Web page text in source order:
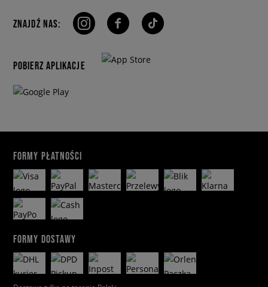
ZNAJDŹ NAS:
POBIERZ APLIKACJE
FORMY PŁATNOŚCI
FORMY DOSTAWY